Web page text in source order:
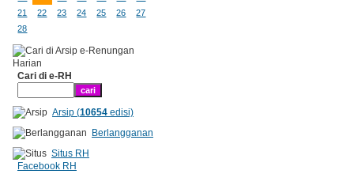
21
22 23 24 25 26
27
28
Cari di e-RH
Arsip (10654edisi)
Berlangganan
Situs RH
Facebook RH